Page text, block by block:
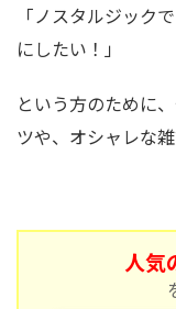
「ノスタルジック
にしたい！」
という方のために
ツや、オシャレな
人気